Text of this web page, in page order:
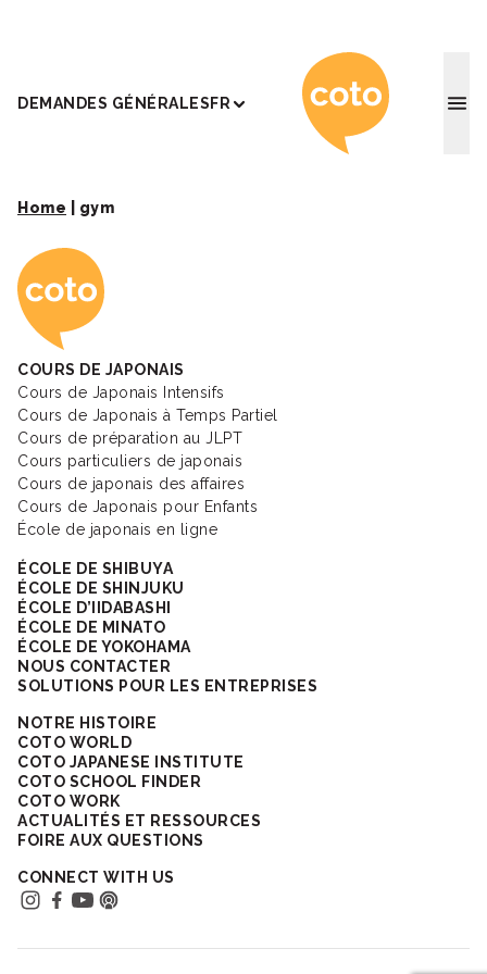
DEMANDES GÉNÉRALESFR Coto
Home gym
Coto Academy -
COURS DE JAPONAIS
Cours de Japonais Intensifs
Cours de Japonais à Temps Partiel
Cours de préparation au JLPT
Cours particuliers de japonais
Cours de japonais des affaires
Cours de Japonais pour Enfants
École de japonais en ligne
ÉCOLE DE SHIBUYA
ÉCOLE DE SHINJUKU
ÉCOLE D’IIDABASHI
ÉCOLE DE MINATO
ÉCOLE DE YOKOHAMA
NOUS CONTACTER
SOLUTIONS POUR LES ENTREPRISES
NOTRE HISTOIRE
COTO WORLD
COTO JAPANESE INSTITUTE
COTO SCHOOL FINDER
COTO WORK
ACTUALITÉS ET RESSOURCES
FOIRE AUX QUESTIONS
CONNECT WITH US